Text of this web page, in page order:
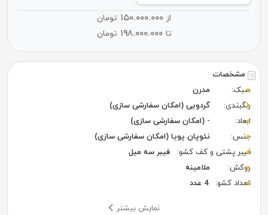
مشخصات
سبک:
مدرن
رنگبندی:
گردویی (امکان سفارشی سازی)
ابعاد:
- (امکان سفارشی سازی)
جنس:
نئوپان پویا (امکان سفارشی سازی)
فیبر پشتی و کف کشو:
فیبر سه میل
روکش:
ملامینه
تعداد کشو:
4 عدد
نمایش بیشتر
از۱۵۰.۰۰۰.۰۰۰
تومان
تا ۱۹۸.۰۰۰.۰۰۰ تومان